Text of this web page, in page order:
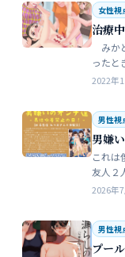
女性視
治療
みか
ったときのお話
いたら
2022年
男性視
男嫌
これは
友人２
水浴に
2026年
男性視
プー